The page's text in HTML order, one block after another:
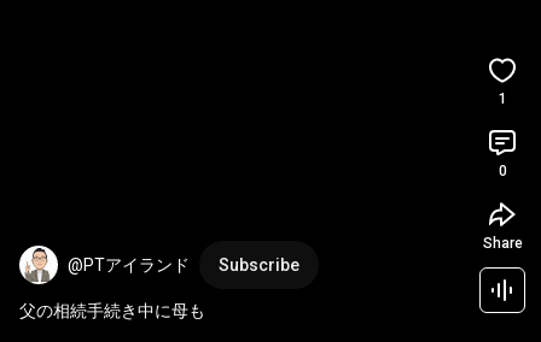
@PTアイランド Subscribe
父の相続手続き中に母も
1
0
Share